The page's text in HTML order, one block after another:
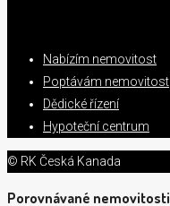
Nabízím nemovitost
Poptávám nemovitost
Dědické řízení
Hypoteční centrum
© RK Česká Kanada
Porovnávané nemovitosti